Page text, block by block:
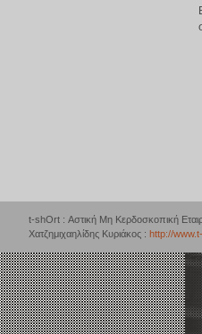
t-shOrt : Αστική Μη Κερδοσκοπική
Χατζημιχαηλίδης Κυριάκος : http://